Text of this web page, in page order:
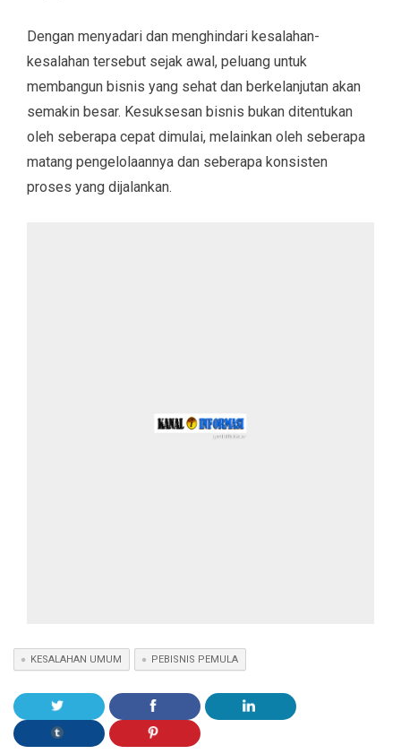
Dengan menyadari dan menghindari kesalahan-
kesalahan tersebut sejak awal, peluang untuk
membangun bisnis yang sehat dan berkelanjutan akan
semakin besar. Kesuksesan bisnis bukan ditentukan
oleh seberapa cepat dimulai, melainkan oleh seberapa
matang pengelolaannya dan seberapa konsisten
proses yang dijalankan.
KESALAHAN UMUM PEBISNIS PEMULA